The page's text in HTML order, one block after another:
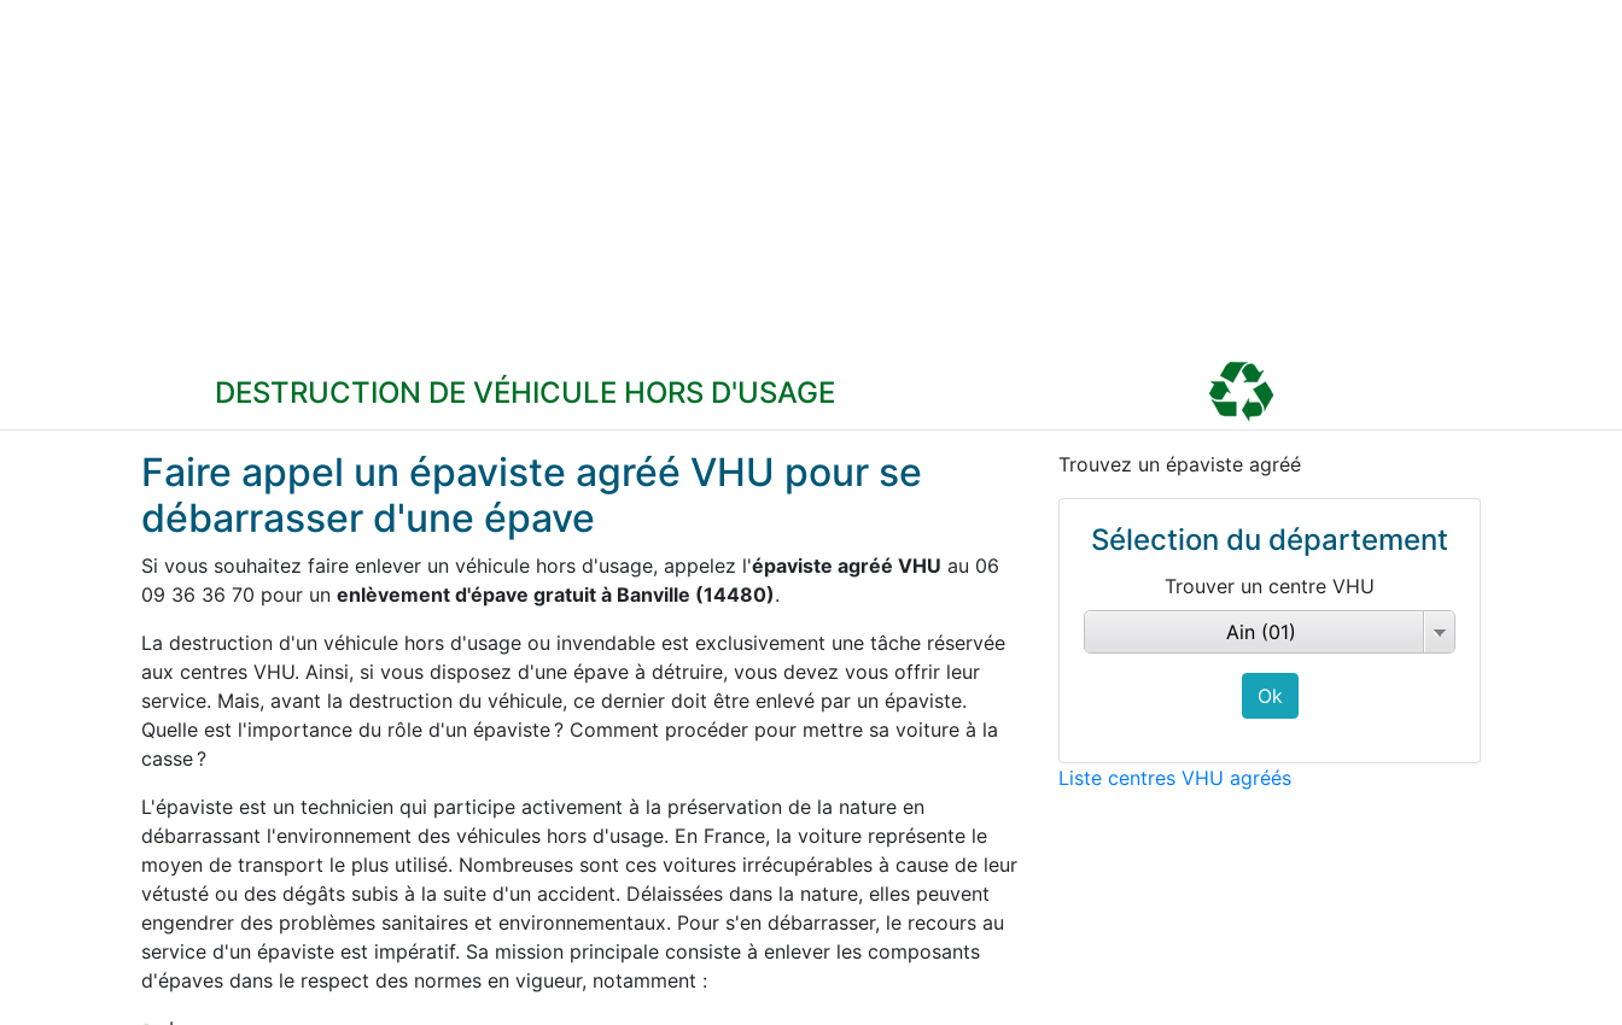
DESTRUCTION DE VÉHICULE HORS D'USAGE
Faire appel un épaviste agréé VHU pour se
débarrasser d'une épave
Si vous souhaitez faire enlever un véhicule hors d'usage, appelez l'épaviste agréé VHU au 06
09 36 36 70 pour un enlèvement d'épave gratuit à Banville (14480).
La destruction d'un véhicule hors d'usage ou invendable est exclusivement une tâche réservée
aux centres VHU. Ainsi, si vous disposez d'une épave à détruire, vous devez vous offrir leur
service. Mais, avant la destruction du véhicule, ce dernier doit être enlevé par un épaviste.
Quelle est l'importance du rôle d'un épaviste ? Comment procéder pour mettre sa voiture à la
casse ?
L'épaviste est un technicien qui participe activement à la préservation de la nature en
débarrassant l'environnement des véhicules hors d'usage. En France, la voiture représente le
moyen de transport le plus utilisé. Nombreuses sont ces voitures irrécupérables à cause de leur
vétusté ou des dégâts subis à la suite d'un accident. Délaissées dans la nature, elles peuvent
engendrer des problèmes sanitaires et environnementaux. Pour s'en débarrasser, le recours au
service d'un épaviste est impératif. Sa mission principale consiste à enlever les composants
d'épaves dans le respect des normes en vigueur, notamment :
Trouvez un épaviste agréé
Sélection du département
Trouver un centre VHU
Ain (01)
Liste centres VHU agréés